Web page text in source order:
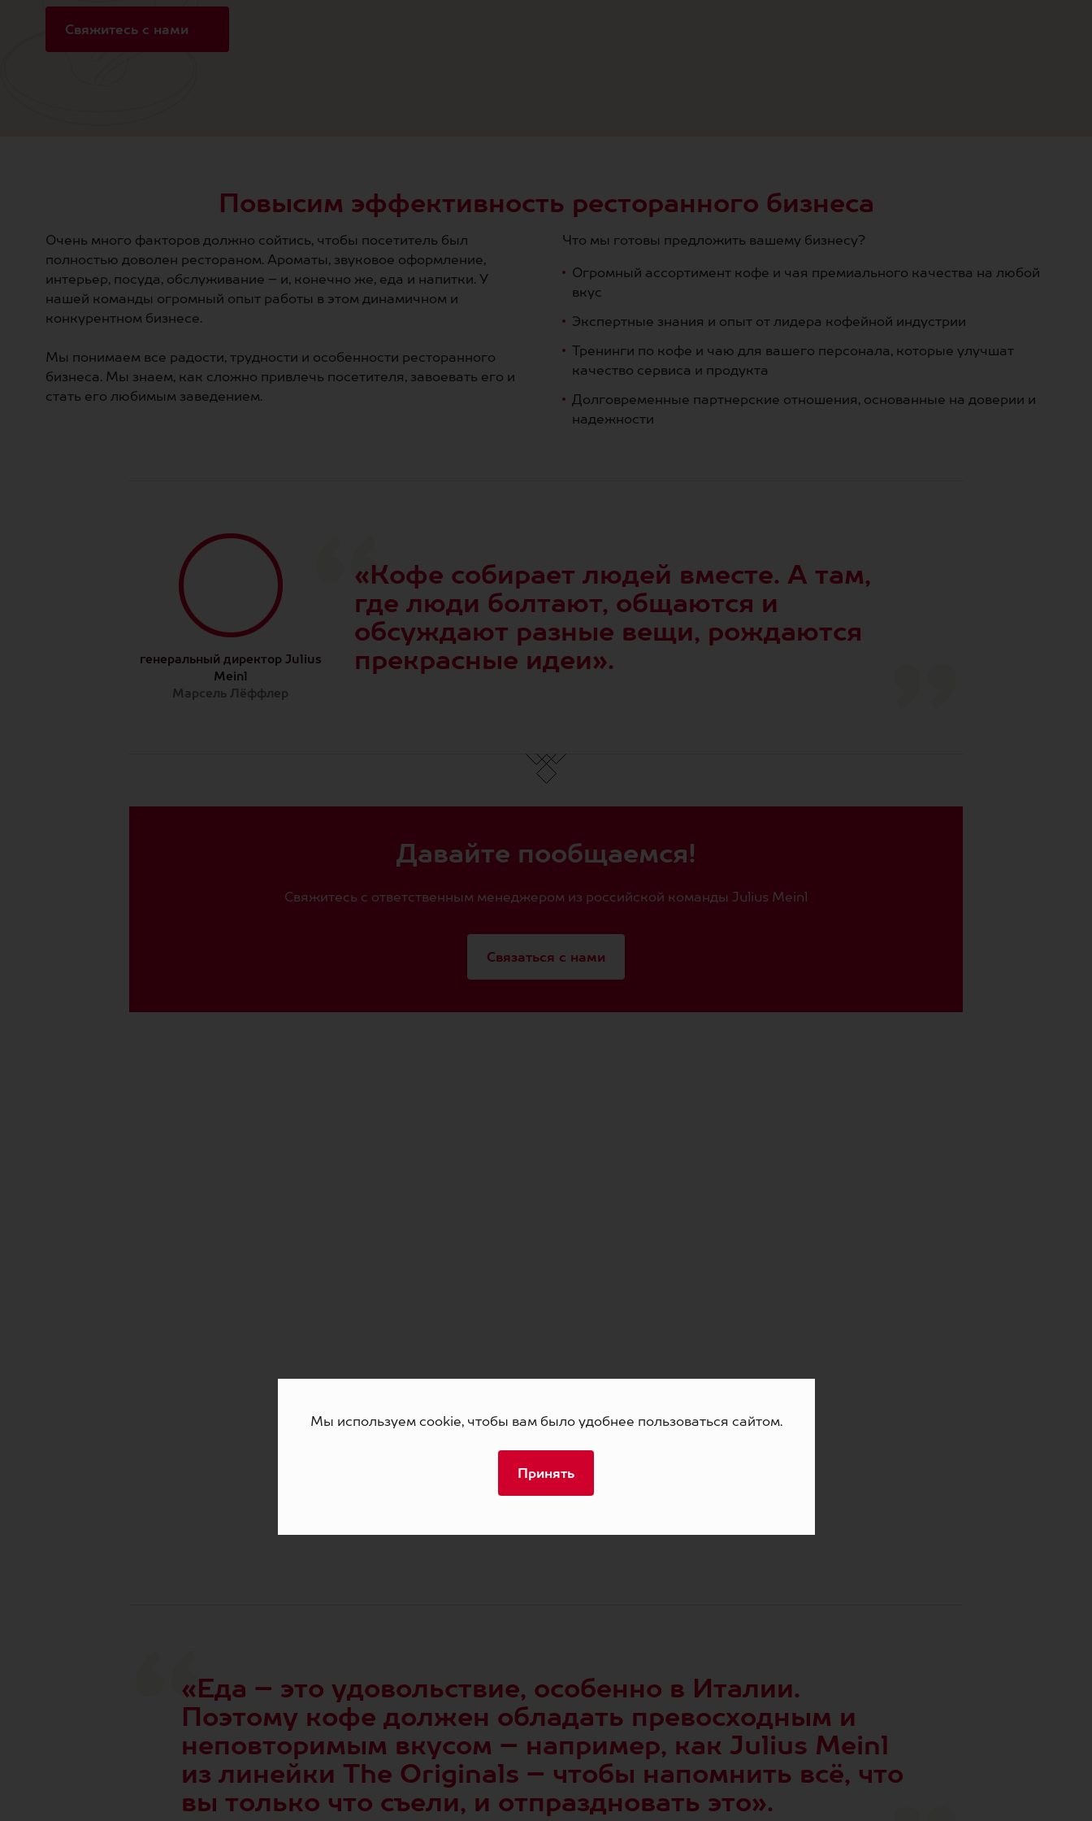
Свяжитесь с нами
Повысим эффективность ресторанного бизнеса
Очень много факторов должно сойтись, чтобы посетитель был
полностью доволен рестораном. Ароматы, звуковое оформление,
интерьер, посуда, обслуживание – и, конечно же, еда и напитки. У
нашей команды огромный опыт работы в этом динамичном и
конкурентном бизнесе.
Мы понимаем все радости, трудности и особенности ресторанного
бизнеса. Мы знаем, как сложно привлечь посетителя, завоевать его и
стать его любимым заведением.
Что мы готовы предложить вашему бизнесу?
Огромный ассортимент кофе и чая премиального качества на любой
вкус
Экспертные знания и опыт от лидера кофейной индустрии
Тренинги по кофе и чаю для вашего персонала, которые улучшат
качество сервиса и продукта
Долговременные партнерские отношения, основанные на доверии и
надежности
генеральный директор Julius
Meinl
Марсель Лёффлер
«Кофе собирает людей вместе. А там,
где люди болтают, общаются и
обсуждают разные вещи, рождаются
прекрасные идеи».
Давайте пообщаемся!
Свяжитесь с ответственным менеджером из российской команды Julius Meinl
Связаться с нами
«Еда – это удовольствие, особенно в Италии.
Поэтому кофе должен обладать превосходным и
неповторимым вкусом – например, как Julius Meinl
из линейки The Originals – чтобы напомнить всё, что
вы только что съели, и отпраздновать это».
Мы используем cookie, чтобы вам было удобнее пользоваться сайтом.
Принять